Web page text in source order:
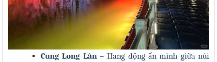
Cung Long Lân– Hang động ẩn mình giữa núi